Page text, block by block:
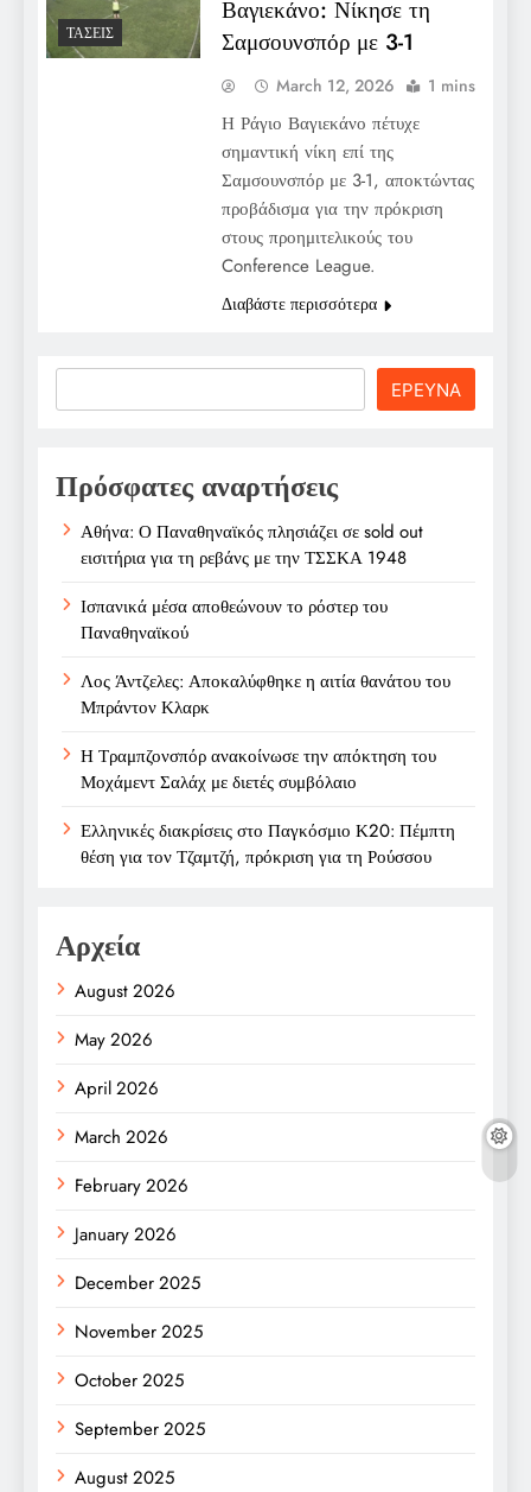
ΤΆΣΕΙΣ
Βαγιεκάνο: Νίκησε τη
Σαμσουνσπόρ με 3-1
March 12, 2026 1 mins
Η Ράγιο Βαγιεκάνο πέτυχε
σημαντική νίκη επί της
Σαμσουνσπόρ με 3-1, αποκτώντας
προβάδισμα για την πρόκριση
στους προημιτελικούς του
Conference League.
Διαβάστε περισσότερα
ΕΡΕΥΝΑ
Πρόσφατες αναρτήσεις
Αθήνα: Ο Παναθηναϊκός πλησιάζει σε sold out
εισιτήρια για τη ρεβάνς με την ΤΣΣΚΑ 1948
Ισπανικά μέσα αποθεώνουν το ρόστερ του
Παναθηναϊκού
Λος Άντζελες: Αποκαλύφθηκε η αιτία θανάτου του
Μπράντον Κλαρκ
Η Τραμπζονσπόρ ανακοίνωσε την απόκτηση του
Μοχάμεντ Σαλάχ με διετές συμβόλαιο
Ελληνικές διακρίσεις στο Παγκόσμιο Κ20: Πέμπτη
θέση για τον Τζαμτζή, πρόκριση για τη Ρούσσου
Αρχεία
August 2026
May 2026
April 2026
March 2026
February 2026
January 2026
December 2025
November 2025
October 2025
September 2025
August 2025